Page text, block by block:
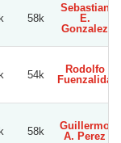
58k
Sebastian
E.
Gonzalez
54k
Rodolfo
Fuenzalida
58k
Guillermo
A. Perez